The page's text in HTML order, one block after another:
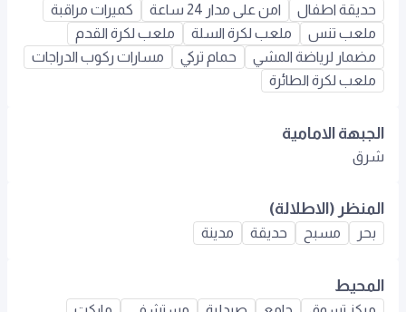
حديقة اطفال
امن على مدار 24 ساعة
كميرات مراقبة
ملعب تنس
ملعب لكرة السلة
ملعب لكرة القدم
مضمار لرياضة المشي
حمام تركي
مسارات ركوب الدراجات
ملعب لكرة الطائرة
الجبهة الامامية
شرق
المنظر (الاطلالة)
بحر مسبح حديقة مدينة
المحيط